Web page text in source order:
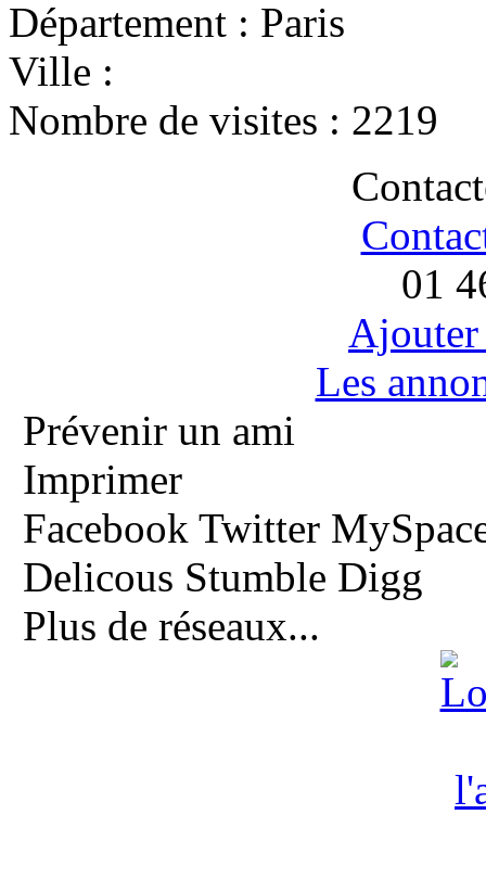
Département : Paris
Ville :
Nombre de visites : 2219
01
Ajouter
Les
Prévenir un ami
Imprimer
Facebook Twitter
Delicous Stumble Digg
Plus de réseaux...